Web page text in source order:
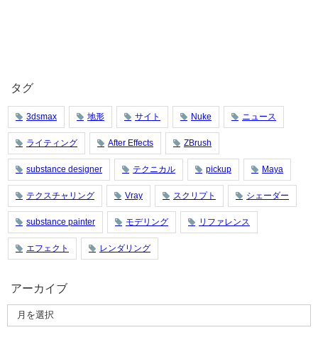
タグ
3dsmax 地形 サイト Nuke ニュース
ライティング After Effects ZBrush
substance designer テクニカル pickup Maya
テクスチャリング Vray スクリプト シェーダー
substance painter モデリング リファレンス
エフェクト レンダリング
アーカイブ